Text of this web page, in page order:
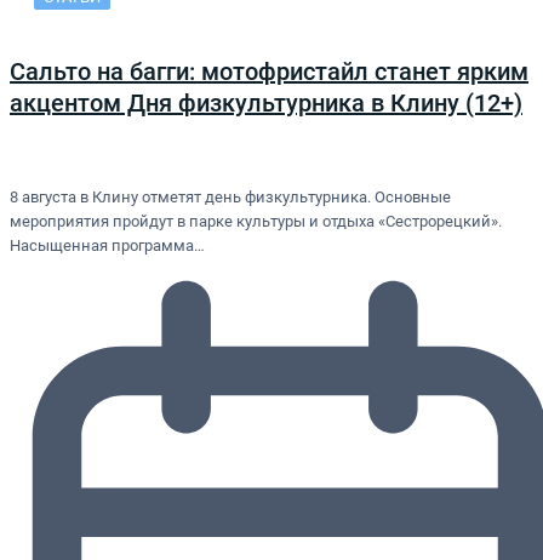
Сальто на багги: мотофристайл станет ярким
акцентом Дня физкультурника в Клину (12+)
8 августа в Клину отметят день физкультурника. Основные
мероприятия пройдут в парке культуры и отдыха «Сестрорецкий».
Насыщенная программа…